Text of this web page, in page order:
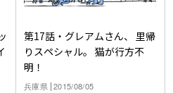
第17話・グレアムさん、 里帰
りスペシャル。 猫が行方不
明！
兵庫県 2015/08/05